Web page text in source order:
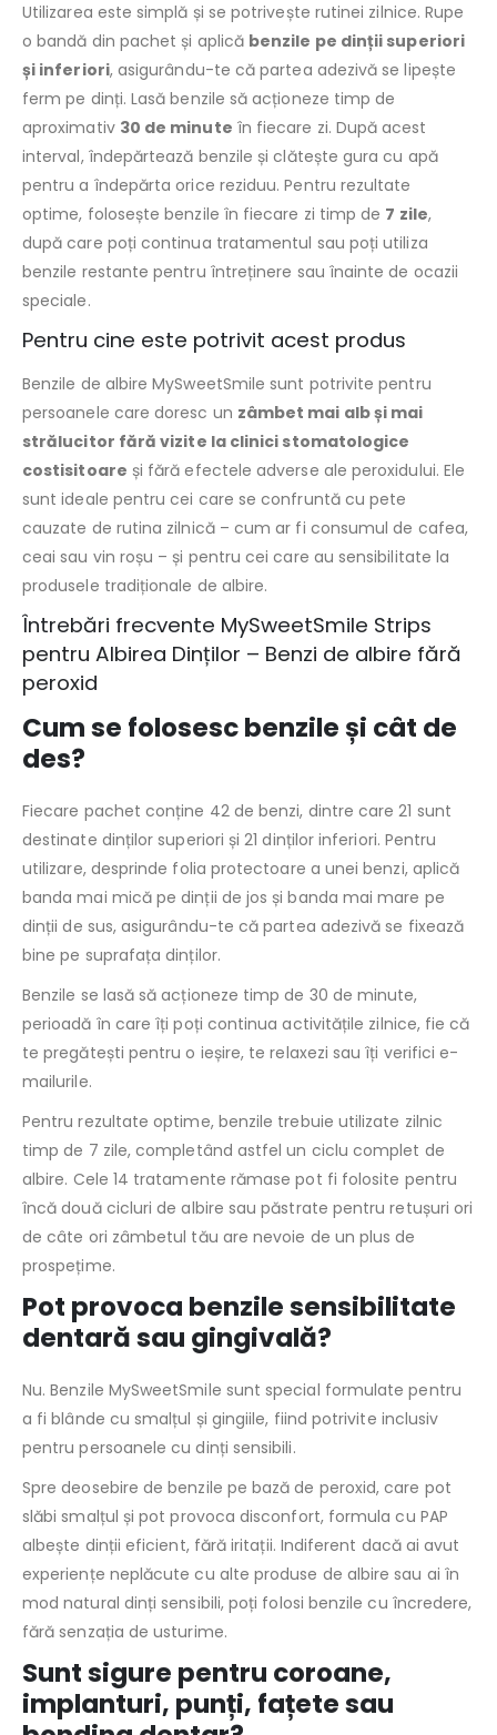
Utilizarea este simplă și se potrivește rutinei zilnice. Rupe
o bandă din pachet și aplică benzile pe dinții superiori
și inferiori, asigurându-te că partea adezivă se lipește
ferm pe dinți. Lasă benzile să acționeze timp de
aproximativ 30 de minute în fiecare zi. După acest
interval, îndepărtează benzile și clătește gura cu apă
pentru a îndepărta orice reziduu. Pentru rezultate
optime, folosește benzile în fiecare zi timp de 7 zile,
după care poți continua tratamentul sau poți utiliza
benzile restante pentru întreținere sau înainte de ocazii
speciale.
Pentru cine este potrivit acest produs
Benzile de albire MySweetSmile sunt potrivite pentru
persoanele care doresc un zâmbet mai alb și mai
strălucitor fără vizite la clinici stomatologice
costisitoare și fără efectele adverse ale peroxidului. Ele
sunt ideale pentru cei care se confruntă cu pete
cauzate de rutina zilnică – cum ar fi consumul de cafea,
ceai sau vin roșu – și pentru cei care au sensibilitate la
produsele tradiționale de albire.
Întrebări frecvente MySweetSmile Strips
pentru Albirea Dinților – Benzi de albire fără
peroxid
Cum se folosesc benzile și cât de
des?
Fiecare pachet conține 42 de benzi, dintre care 21 sunt
destinate dinților superiori și 21 dinților inferiori. Pentru
utilizare, desprinde folia protectoare a unei benzi, aplică
banda mai mică pe dinții de jos și banda mai mare pe
dinții de sus, asigurându-te că partea adezivă se fixează
bine pe suprafața dinților.
Benzile se lasă să acționeze timp de 30 de minute,
perioadă în care îți poți continua activitățile zilnice, fie că
te pregătești pentru o ieșire, te relaxezi sau îți verifici e-
mailurile.
Pentru rezultate optime, benzile trebuie utilizate zilnic
timp de 7 zile, completând astfel un ciclu complet de
albire. Cele 14 tratamente rămase pot fi folosite pentru
încă două cicluri de albire sau păstrate pentru retușuri ori
de câte ori zâmbetul tău are nevoie de un plus de
prospețime.
Pot provoca benzile sensibilitate
dentară sau gingivală?
Nu. Benzile MySweetSmile sunt special formulate pentru
a fi blânde cu smalțul și gingiile, fiind potrivite inclusiv
pentru persoanele cu dinți sensibili.
Spre deosebire de benzile pe bază de peroxid, care pot
slăbi smalțul și pot provoca disconfort, formula cu PAP
albește dinții eficient, fără iritații. Indiferent dacă ai avut
experiențe neplăcute cu alte produse de albire sau ai în
mod natural dinți sensibili, poți folosi benzile cu încredere,
fără senzația de usturime.
Sunt sigure pentru coroane,
implanturi, punți, fațete sau